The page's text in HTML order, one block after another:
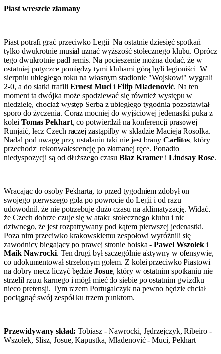
Piast wreszcie złamany
Piast potrafi grać przeciwko Legii. Na ostatnie dziesięć spotkań
tylko dwukrotnie musiał uznać wyższość stołecznego klubu. Oprócz
tego dwukrotnie padł remis. Na pocieszenie można dodać, że w
ostatniej potyczce pomiędzy tymi klubami górą byli legioniści. W
sierpniu ubiegłego roku na własnym stadionie "Wojskowi" wygrali
2-0, a do siatki trafili Ernest Muci i Filip Mladenović. Na ten
moment ta dwójka może spodziewać się również występu w
niedzielę, chociaż występ Serba z ubiegłego tygodnia pozostawiał
sporo do życzenia. Coraz mocniej do wyjściowej jedenastki puka z
kolei Tomas Pekhart, co potwierdził na konferencji prasowej
Runjaić, lecz Czech raczej zastąpiłby w składzie Macieja Rosołka.
Nadal pod uwagę przy ustalaniu taki nie jest brany Carlitos, który
przechodzi rekonwalescencję po złamanej ręce. Ponadto
niedyspozycji są od dłuższego czasu Blaz Kramer i Lindsay Rose.
Wracając do osoby Pekharta, to przed tygodniem zdobył on
swojego pierwszego gola po powrocie do Legii i od razu
udowodnił, że nie potrzebuje dużo czasu na aklimatyzację. Widać,
że Czech dobrze czuje się w ataku stołecznego klubu i nic
dziwnego, że jest rozpatrywany pod kątem pierwszej jedenastki.
Poza nim przeciwko krakowskiemu zespołowi wyróżnili się
zawodnicy biegający po prawej stronie boiska - Paweł Wszołek i
Maik Nawrocki. Ten drugi był szczególnie aktywny w ofensywie,
co udokumentował strzelonym golem. Z kolei przeciwko Piastowi
na dobry mecz liczyć będzie Josue, który w ostatnim spotkaniu nie
strzelił rzutu karnego i mógł mieć do siebie po ostatnim gwizdku
nieco pretensji. Tym razem Portugalczyk na pewno będzie chciał
pociągnąć swój zespół ku trzem punktom.
Przewidywany skład: Tobiasz - Nawrocki, Jędrzejczyk, Ribeiro -
Wszołek, Slisz, Josue, Kapustka, Mladenović - Muci, Pekhart